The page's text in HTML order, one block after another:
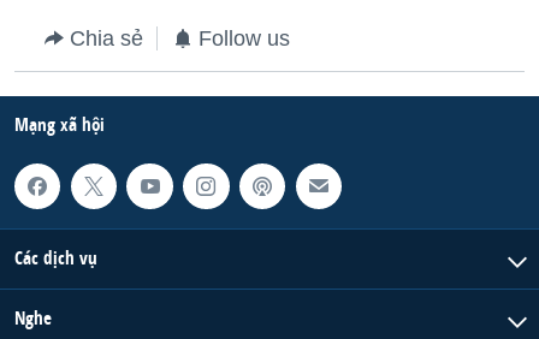
Chia sẻ Follow us
Mạng xã hội
Các dịch vụ
Nghe